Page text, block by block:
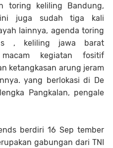
toring keliling Bandung,
juga sudah tiga kali
lainnya, agenda toring
, keliling jawa barat
kegiatan fositif
ketangkasan arung jeram
yang berlokasi di De
Pangkalan, pengale
berdiri 16 Sep tember
gabungan dari TNI